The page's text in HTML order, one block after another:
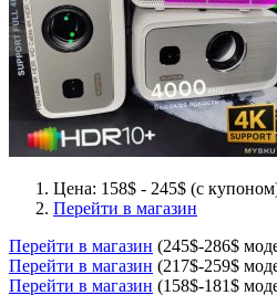
Цена: 158$ - 245$ (с
Перейти в магазин
Перейти в магазин (245$-286$
Перейти в магазин (217$-259$
Перейти в магазин (158$-181$